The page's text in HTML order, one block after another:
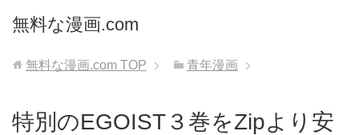
無料な漫画.com
無料な漫画.com TOP 青年漫画
特別のEGOIST３巻をZipより安